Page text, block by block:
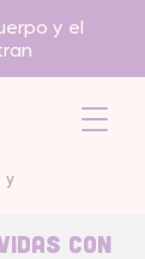
y
y el
con